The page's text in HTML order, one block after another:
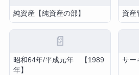
純資産【純資産の部】 資産
📄
昭和64年/平成元年 【1989
年】
サー